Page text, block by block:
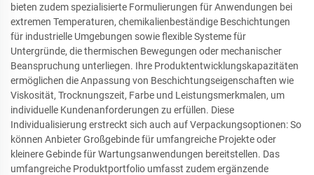
bieten zudem spezialisierte Formulierungen für Anwendungen bei
extremen Temperaturen, chemikalienbeständige Beschichtungen
für industrielle Umgebungen sowie flexible Systeme für
Untergründe, die thermischen Bewegungen oder mechanischer
Beanspruchung unterliegen. Ihre Produktentwicklungskapazitäten
ermöglichen die Anpassung von Beschichtungseigenschaften wie
Viskosität, Trocknungszeit, Farbe und Leistungsmerkmalen, um
individuelle Kundenanforderungen zu erfüllen. Diese
Individualisierung erstreckt sich auch auf Verpackungsoptionen: So
können Anbieter Großgebinde für umfangreiche Projekte oder
kleinere Gebinde für Wartungsanwendungen bereitstellen. Das
umfangreiche Produktportfolio umfasst zudem ergänzende